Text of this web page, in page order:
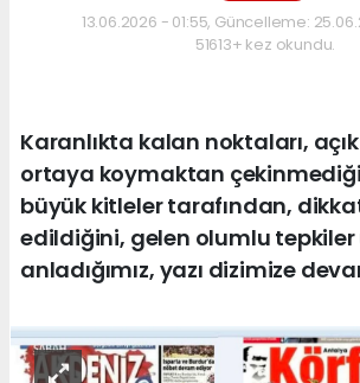
13.06.2026 - 01:55, Güncelleme:
51613+ kez okundu.
Karanlıkta kalan noktaları,
ortaya koymaktan
büyük kitleler tarafından,
edildiğini, gelen olumlu tepkiler
anladığımız, yazı dizimize